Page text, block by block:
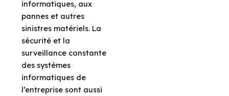
informatiques, aux
pannes et autres
sinistres matériels. La
sécurité et la
surveillance constante
des systèmes
informatiques de
l’entreprise sont aussi